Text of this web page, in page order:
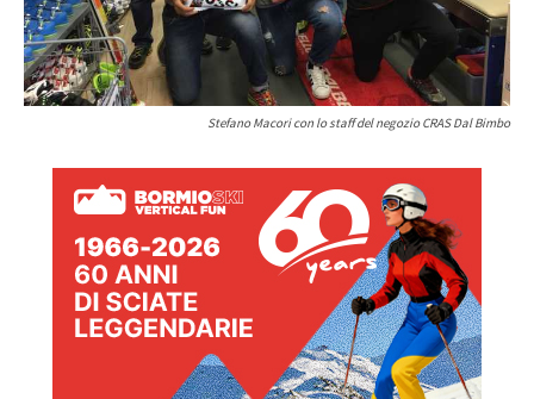
Stefano Macori con lo staff del negozio CRAS Dal Bimbo